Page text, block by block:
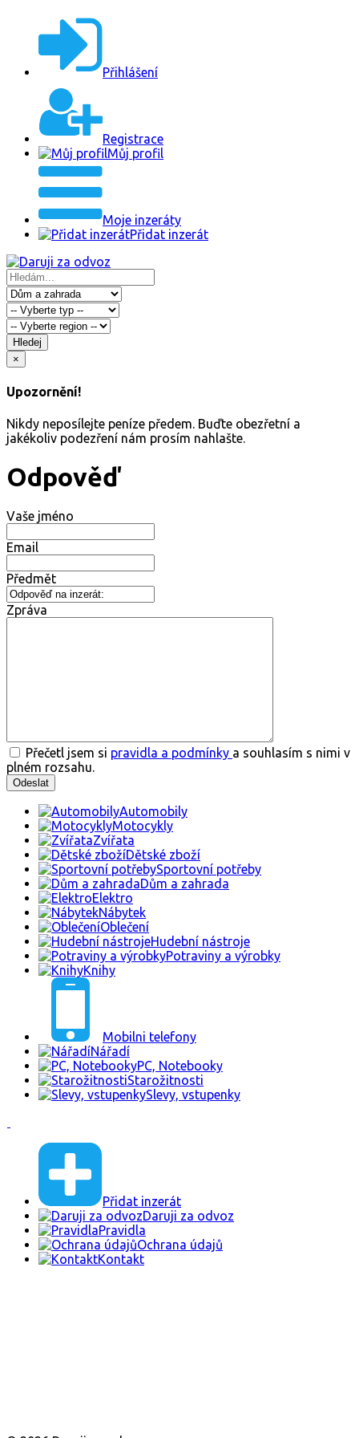
Přihlášení
Registrace
Můj profil
Moje inzeráty
Přidat inzerát
Hledej
×
Upozornění!
Nikdy neposílejte peníze předem. Buďte obezřetní a
jakékoliv podezření nám prosím nahlašte.
Odpověď
Vaše jméno
Email
Předmět
Zpráva
Přečetl jsem si pravidla a podmínky a souhlasím s nimi v
plném rozsahu.
Automobily
Motocykly
Zvířata
Dětské zboží
Sportovní potřeby
Dům a zahrada
Elektro
Nábytek
Oblečení
Hudební nástroje
Potraviny a výrobky
Knihy
Mobilni telefony
Nářadí
PC, Notebooky
Starožitnosti
Slevy, vstupenky
Přidat inzerát
Daruji za odvoz
Pravidla
Ochrana údajů
Kontakt